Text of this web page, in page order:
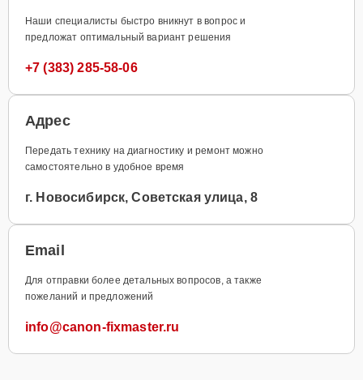
Наши специалисты быстро вникнут в вопрос и
предложат оптимальный вариант решения
+7 (383) 285-58-06
Адрес
Передать технику на диагностику и ремонт можно
самостоятельно в удобное время
г. Новосибирск, Советская улица, 8
Email
Для отправки более детальных вопросов, а также
пожеланий и предложений
info@canon-fixmaster.ru